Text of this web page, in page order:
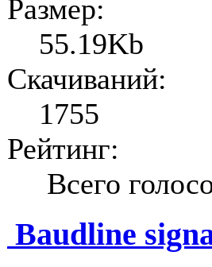
Размер:
55.19Kb
Скачиваний:
1755
Рейтинг:
Всего
Baudline